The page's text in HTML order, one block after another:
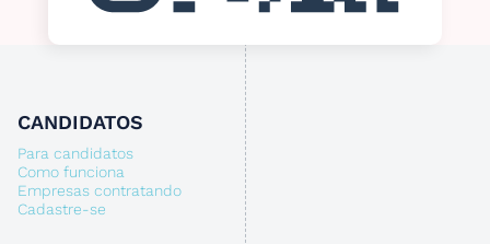
CANDIDATOS
Para candidatos
Como funciona
Empresas contratando
Cadastre-se